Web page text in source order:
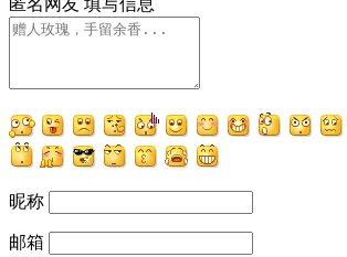
匿名网友 填写信息
昵称
邮箱